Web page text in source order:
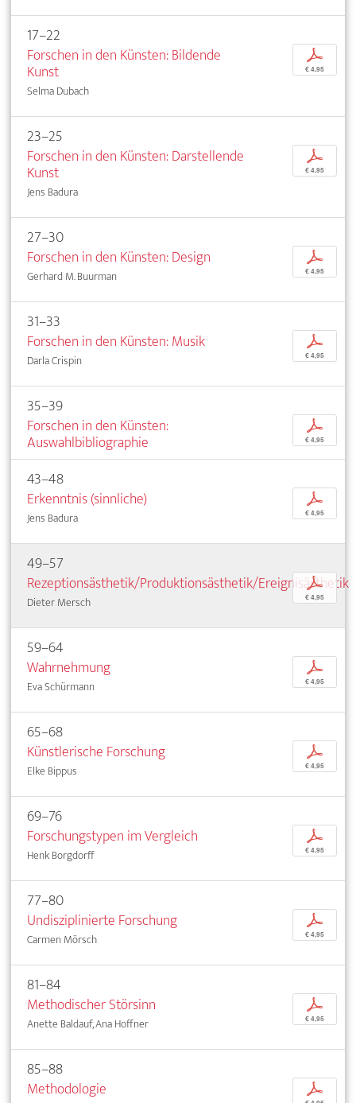
17–22
Forschen in den Künsten: Bildende
Kunst
Selma Dubach
p
€ 4,95
23–25
Forschen in den Künsten: Darstellende
Kunst
Jens Badura
p
€ 4,95
27–30
Forschen in den Künsten: Design
Gerhard M. Buurman
p
€ 4,95
31–33
Forschen in den Künsten: Musik
Darla Crispin
p
€ 4,95
35–39
Forschen in den Künsten:
Auswahlbibliographie
p
€ 4,95
43–48
Erkenntnis (sinnliche)
Jens Badura
p
€ 4,95
49–57
Rezeptionsästhetik/Produktionsästhetik/Ereignisästhetik
Dieter Mersch
p
€ 4,95
59–64
Wahrnehmung
Eva Schürmann
p
€ 4,95
65–68
Künstlerische Forschung
Elke Bippus
p
€ 4,95
69–76
Forschungstypen im Vergleich
Henk Borgdorff
p
€ 4,95
77–80
Undisziplinierte Forschung
Carmen Mörsch
p
€ 4,95
81–84
Methodischer Störsinn
Anette Baldauf, Ana Hoffner
p
€ 4,95
85–88
Methodologie
p